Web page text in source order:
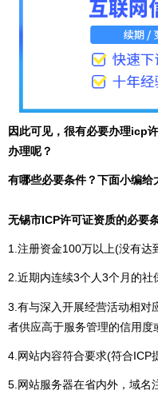
因此可见，很有必要办理icp
办理呢？
有哪些必要条件？下面小编给
无锡市ICP许可证资质的必要
1.注册资金100万以上(没有达
2.近期内连续3个人3个月的社
3.有与深入开展经营活动相对
者供应高于服务管理的信用度
4.网站内容符合要求(符合ICP
5.网站服务器在省内外，域名